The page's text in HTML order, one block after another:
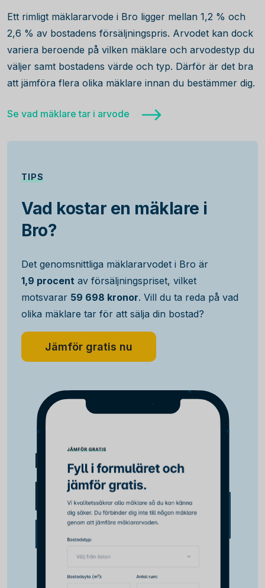
Ett rimligt mäklararvode i Bro ligger mellan 1,2 % och
2,6 % av bostadens försäljningspris. Arvodet kan dock
variera beroende på vilken mäklare och arvodestyp du
väljer samt bostadens värde och typ. Därför är det bra
att jämföra flera olika mäklare innan du bestämmer dig.
Se vad mäklare tar i arvode
TIPS
Vad kostar en mäklare i
Bro?
Det genomsnittliga mäklararvodet i Bro är
1,9 procent av försäljningspriset, vilket
motsvarar 59 698 kronor. Vill du ta reda på vad
olika mäklare tar för att sälja din bostad?
Jämför gratis nu